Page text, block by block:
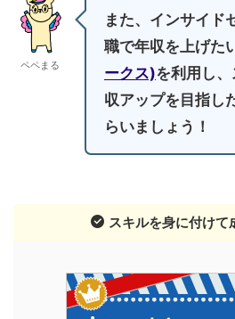
ペペまる
また、インサイド
職で年収を上げた
ークス)を利用し
収アップを目指し
らいましょう！
スキルを身に付けて